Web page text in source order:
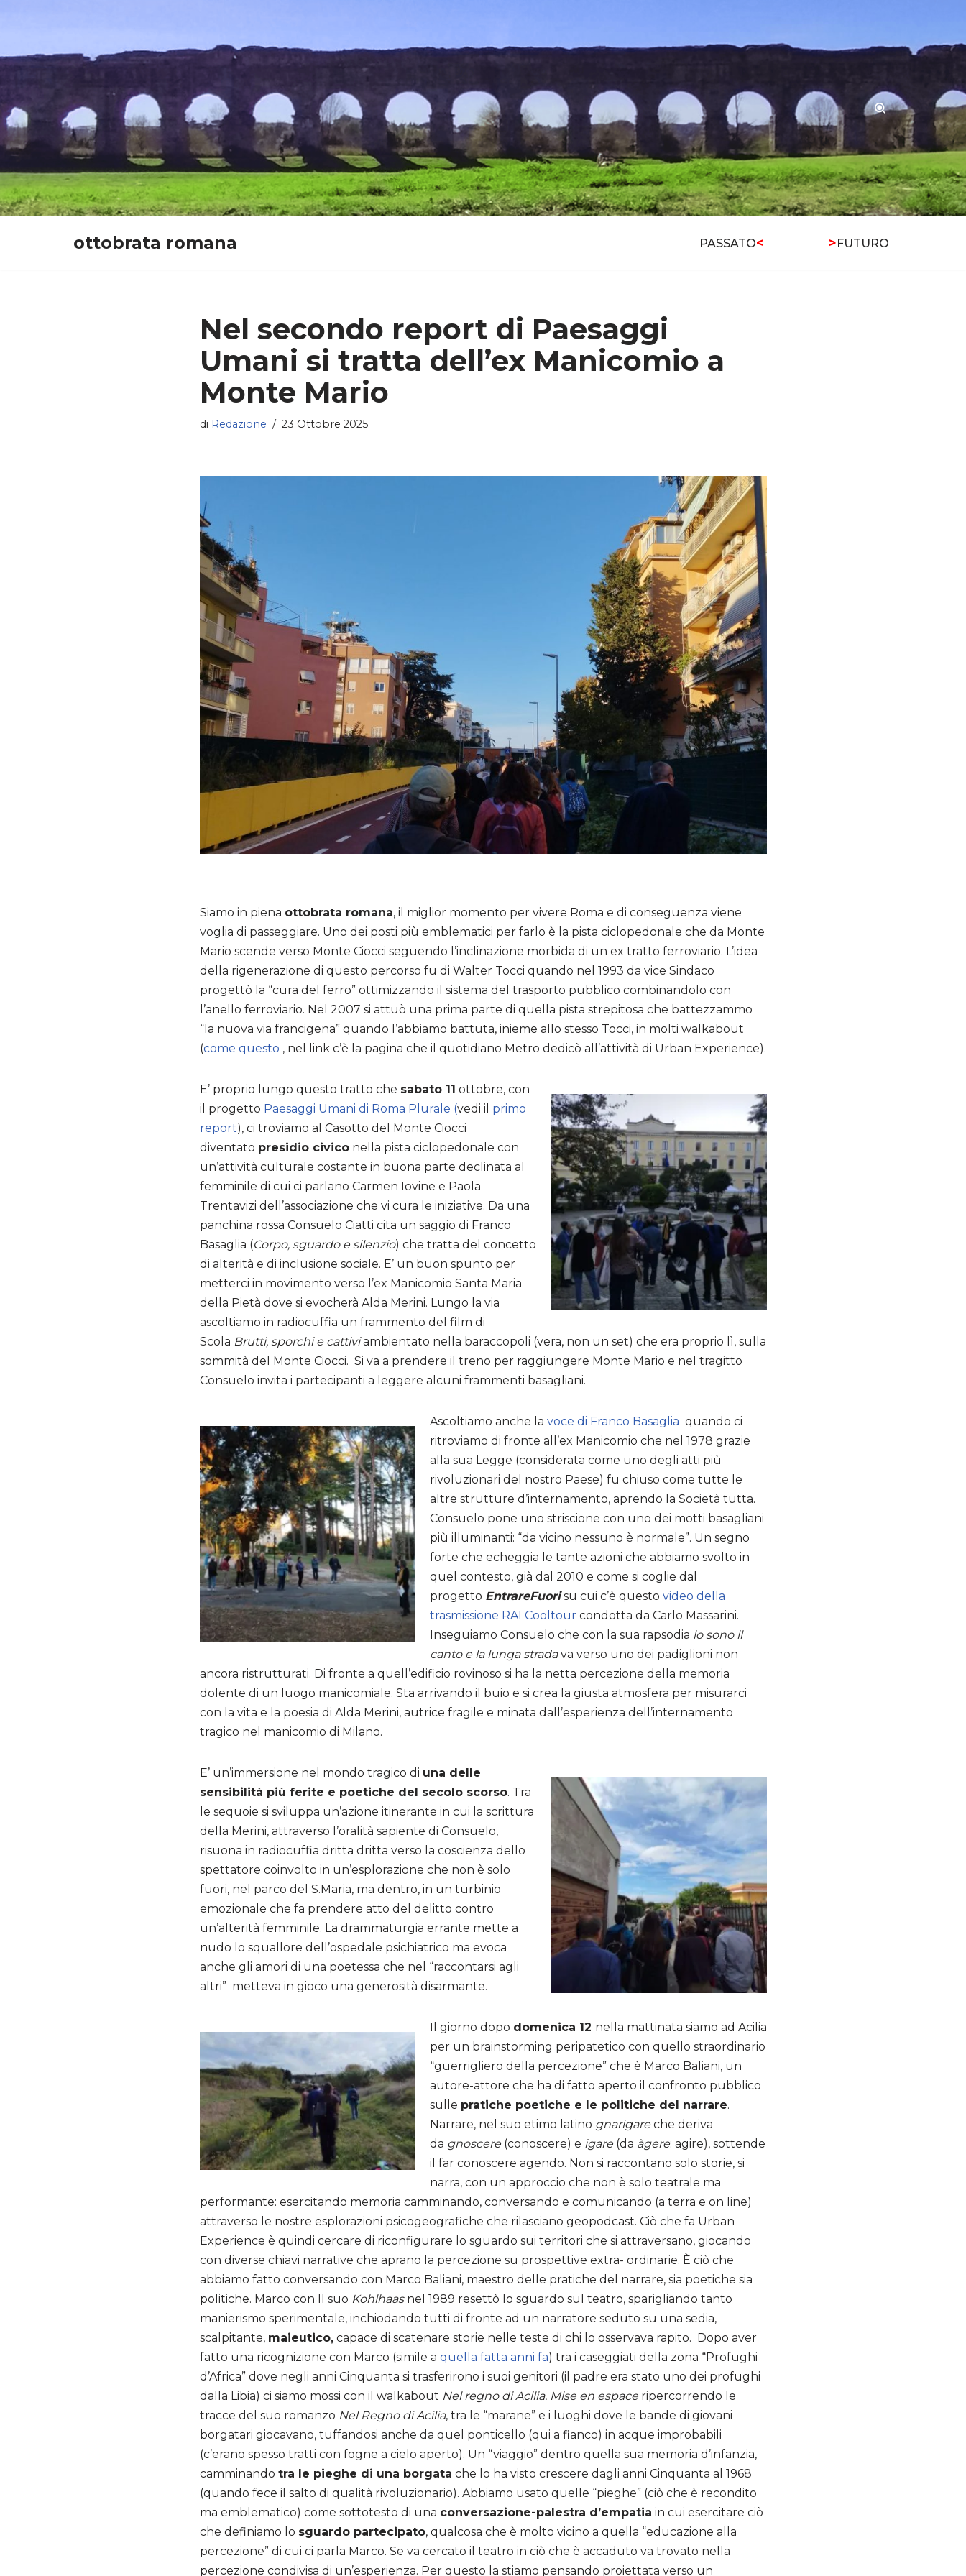
al
ottobrata romana PASSATO< >FUTURO
Nel secondo report di Paesaggi
Umani si tratta dell’ex Manicomio a
Monte Mario
di Redazione 23 Ottobre 2025
Siamo in piena ottobrata romana, il miglior momento per vivere Roma e di conseguenza viene
voglia di passeggiare. Uno dei posti più emblematici per farlo è la pista ciclopedonale che da Monte
Mario scende verso Monte Ciocci seguendo l’inclinazione morbida di un ex tratto ferroviario. L’idea
della rigenerazione di questo percorso fu di Walter Tocci quando nel 1993 da vice Sindaco
progettò la “cura del ferro” ottimizzando il sistema del trasporto pubblico combinandolo con
l’anello ferroviario. Nel 2007 si attuò una prima parte di quella pista strepitosa che battezzammo
“la nuova via francigena” quando l’abbiamo battuta, inieme allo stesso Tocci, in molti walkabout
(come questo , nel link c’è la pagina che il quotidiano Metro dedicò all’attività di Urban Experience).
E’ proprio lungo questo tratto che sabato 11 ottobre, con
il progetto Paesaggi Umani di Roma Plurale (vedi il primo
report), ci troviamo al Casotto del Monte Ciocci
diventato presidio civiconella pista ciclopedonale con
un’attività culturale costante in buona parte declinata al
femminile di cui ci parlano Carmen Iovine e Paola
Trentavizi dell’associazione che vi cura le iniziative. Da una
panchina rossa Consuelo Ciatti cita un saggio di Franco
Basaglia (Corpo, sguardo e silenzio) che tratta del concetto
di alterità e di inclusione sociale. E’ un buon spunto per
metterci in movimento verso l’ex Manicomio Santa Maria
della Pietà dove si evocherà Alda Merini. Lungo la via
ascoltiamo in radiocuffia un frammento del film di
Scola Brutti, sporchi e cattiviambientato nella baraccopoli (vera, non un set) che era proprio lì, sulla
sommità del Monte Ciocci. Si va a prendere il treno per raggiungere Monte Mario e nel tragitto
Consuelo invita i partecipanti a leggere alcuni frammenti basagliani.
Ascoltiamo anche la voce di Franco Basaglia quando ci
ritroviamo di fronte all’ex Manicomio che nel 1978 grazie
alla sua Legge (considerata come uno degli atti più
rivoluzionari del nostro Paese) fu chiuso come tutte le
altre strutture d’internamento, aprendo la Società tutta.
Consuelo pone uno striscione con uno dei motti basagliani
più illuminanti: “da vicino nessuno è normale”. Un segno
forte che echeggia le tante azioni che abbiamo svolto in
quel contesto, già dal 2010 e come si coglie dal
progetto EntrareFuorisu cui c’è questo video della
trasmissione RAI Cooltour condotta da Carlo Massarini.
Inseguiamo Consuelo che con la sua rapsodia lo sono il
canto e la lunga stradava verso uno dei padiglioni non
ancora ristrutturati. Di fronte a quell’edificio rovinoso si ha la netta percezione della memoria
dolente di un luogo manicomiale. Sta arrivando il buio e si crea la giusta atmosfera per misurarci
con la vita e la poesia di Alda Merini, autrice fragile e minata dall’esperienza dell’internamento
tragico nel manicomio di Milano.
E’ un’immersione nel mondo tragico di una delle
sensibilità più ferite e poetiche del secolo scorso. Tra
le sequoie si sviluppa un’azione itinerante in cui la scrittura
della Merini, attraverso l’oralità sapiente di Consuelo,
risuona in radiocuffia dritta dritta verso la coscienza dello
spettatore coinvolto in un’esplorazione che non è solo
fuori, nel parco del S.Maria, ma dentro, in un turbinio
emozionale che fa prendere atto del delitto contro
un’alterità femminile. La drammaturgia errante mette a
nudo lo squallore dell’ospedale psichiatrico ma evoca
anche gli amori di una poetessa che nel “raccontarsi agli
altri” metteva in gioco una generosità disarmante.
Il giorno dopo domenica 12 nella mattinata siamo ad Acilia
per un brainstorming peripatetico con quello straordinario
“guerrigliero della percezione” che è Marco Baliani, un
autore-attore che ha di fatto aperto il confronto pubblico
sulle pratiche poetiche e le politiche del narrare.
Narrare, nel suo etimo latino gnarigareche deriva
da gnoscere(conoscere) e igare(da àgere: agire), sottende
il far conoscere agendo. Non si raccontano solo storie, si
narra, con un approccio che non è solo teatrale ma
performante: esercitando memoria camminando, conversando e comunicando (a terra e on line)
attraverso le nostre esplorazioni psicogeografiche che rilasciano geopodcast. Ciò che fa Urban
Experience è quindi cercare di riconfigurare lo sguardo sui territori che si attraversano, giocando
con diverse chiavi narrative che aprano la percezione su prospettive extra- ordinarie. È ciò che
abbiamo fatto conversando con Marco Baliani, maestro delle pratiche del narrare, sia poetiche sia
politiche. Marco con Il suo Kohlhaasnel 1989 resettò lo sguardo sul teatro, sparigliando tanto
manierismo sperimentale, inchiodando tutti di fronte ad un narratore seduto su una sedia,
scalpitante, maieutico,capace di scatenare storie nelle teste di chi lo osservava rapito. Dopo aver
fatto una ricognizione con Marco (simile a quella fatta anni fa) tra i caseggiati della zona “Profughi
d’Africa” dove negli anni Cinquanta si trasferirono i suoi genitori (il padre era stato uno dei profughi
dalla Libia) ci siamo mossi con il walkabout Nel regno di Acilia. Mise en espace ripercorrendo le
tracce del suo romanzo Nel Regno di Acilia, tra le “marane” e i luoghi dove le bande di giovani
borgatari giocavano, tuffandosi anche da quel ponticello (qui a fianco) in acque improbabili
(c’erano spesso tratti con fogne a cielo aperto). Un “viaggio” dentro quella sua memoria d’infanzia,
camminando tra le pieghe di una borgata che lo ha visto crescere dagli anni Cinquanta al 1968
(quando fece il salto di qualità rivoluzionario). Abbiamo usato quelle “pieghe” (ciò che è recondito
ma emblematico) come sottotesto di una conversazione-palestra d’empatia in cui esercitare ciò
che definiamo lo sguardo partecipato, qualcosa che è molto vicino a quella “educazione alla
percezione” di cui ci parla Marco. Se va cercato il teatro in ciò che è accaduto va trovato nella
percezione condivisa di un’esperienza. Per questo la stiamo pensando proiettata verso un